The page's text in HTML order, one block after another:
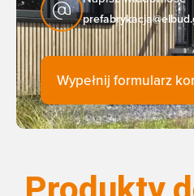
Wypełnij formularz